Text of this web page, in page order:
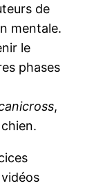
de
mentale.
le
phases
,